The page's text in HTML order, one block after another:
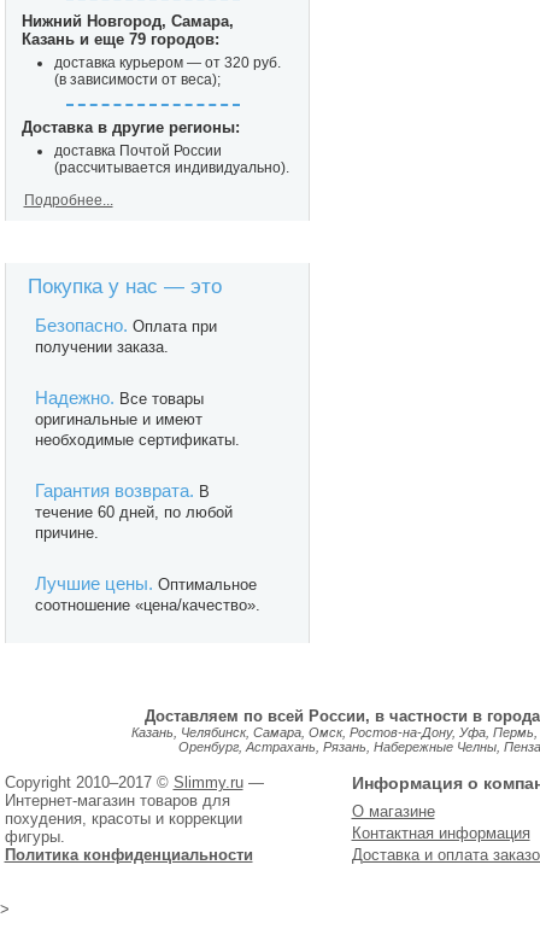
Нижний Новгород, Самара,
Казань и еще 79 городов:
доставка курьером — от 320 руб.
(в зависимости от веса);
Доставка в другие регионы:
доставка Почтой России
(рассчитывается индивидуально).
Подробнее...
Покупка у нас — это
Безопасно. Оплата при
получении заказа.
Надежно. Все товары
оригинальные и имеют
необходимые сертификаты.
Гарантия возврата. В
течение 60 дней, по любой
причине.
Лучшие цены. Оптимальное
соотношение «цена/качество».
Доставляем по всей России, в частности в
Казань, Челябинск, Самара, Омск, Ростов-на-Дону, Уфа,
Оренбург, Астрахань, Рязань, Набережные Челны,
Copyright 2010–2017 © Slimmy.ru—
Интернет-магазин товаров для
похудения, красоты и коррекции
фигуры.
Политика конфиденциальности
Информация о
О магазине
Контактная информация
Доставка и оплата
>